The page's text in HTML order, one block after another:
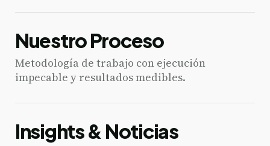
Nuestro Proceso
Metodología de trabajo con ejecución
impecable y resultados medibles.
Insights & Noticias